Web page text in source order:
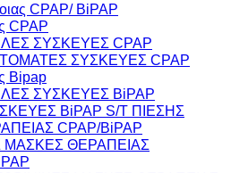
CPAP/ BiPAP
CPAP
ΣΥΣΚΕΥΕΣ CPAP
ΣΥΣΚΕΥΕΣ CPAP
Bipap
ΣΥΣΚΕΥΕΣ BiPAP
BiPAP S/T ΠΙΕΣΗΣ
CPAP/BiPAP
ΜΑΣΚΕΣ ΘΕΡΑΠΕΙΑΣ